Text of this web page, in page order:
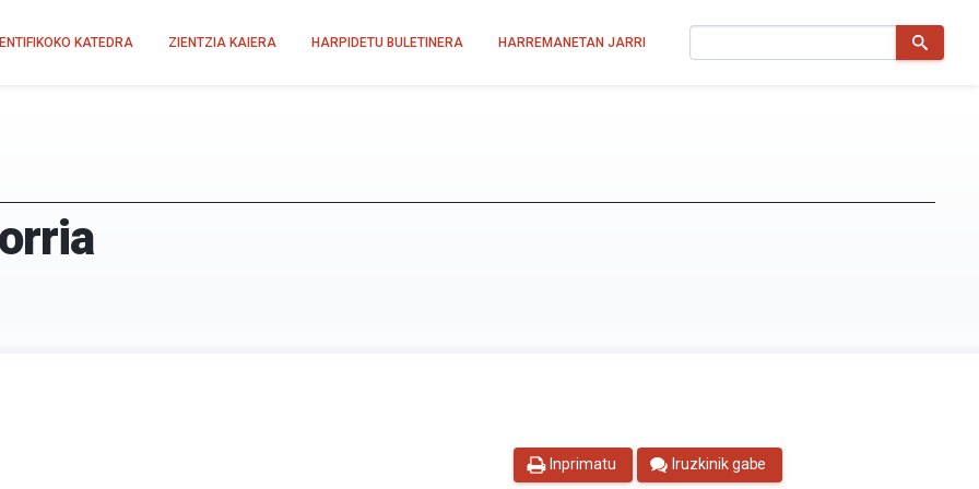
KATEDRA ZIENTZIA KAIERA HARPIDETU BULETINERA HARREMANETAN JARRI
Inprimatu Iruzkinik gabe